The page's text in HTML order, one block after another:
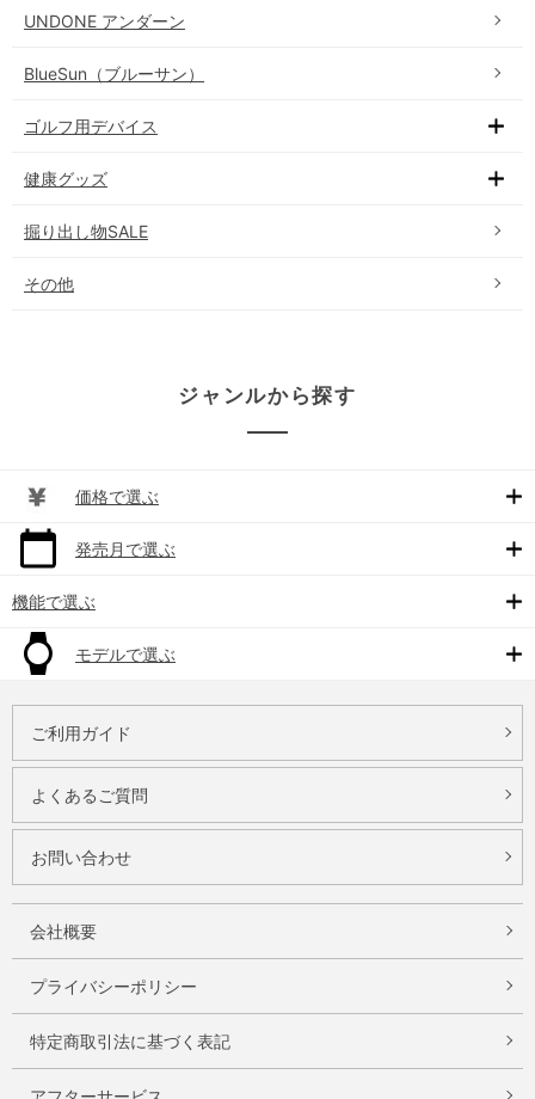
UNDONE アンダーン
BlueSun（ブルーサン）
ゴルフ用デバイス
健康グッズ
掘り出し物SALE
その他
ジャンルから探す
価格で選ぶ
発売月で選ぶ
機能で選ぶ
モデルで選ぶ
ご利用ガイド
よくあるご質問
お問い合わせ
会社概要
プライバシーポリシー
特定商取引法に基づく表記